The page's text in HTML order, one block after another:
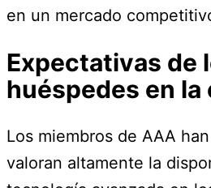
en un mercado
Expectativas de
huéspedes en la
Los miembros de AAA
valoran altamente la